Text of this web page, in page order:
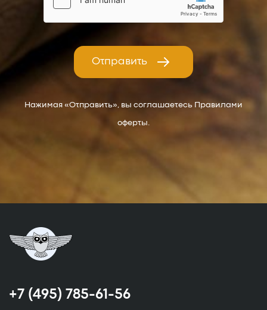
Отправить
Нажимая «Отправить», вы соглашаетесь Правилами
оферты.
+7 (495) 785-61-56